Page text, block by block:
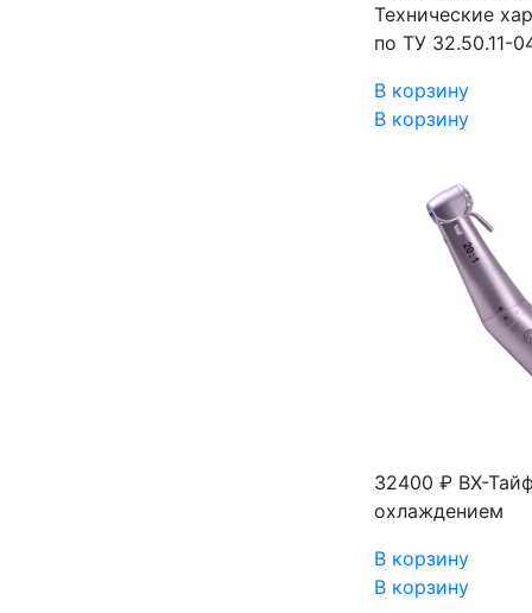
Технические
по ТУ 32.50.11-
В корзину
В корзину
32400 ₽ ВХ-
охлаждением
В корзину
В корзину